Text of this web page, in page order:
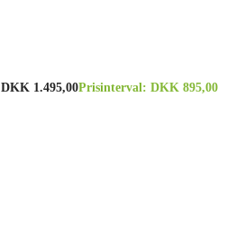
DKK 1.495,00Prisinterval: DKK 895,00